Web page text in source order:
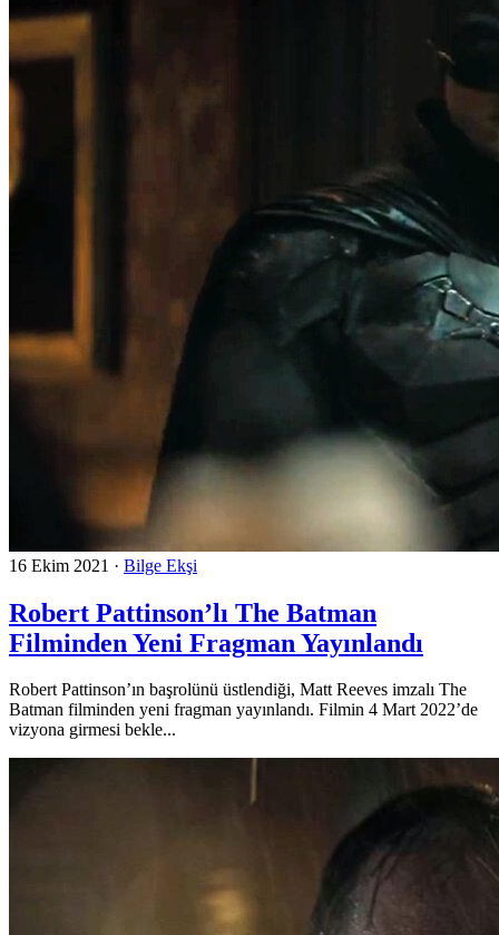
16 Ekim 2021 · Bilge Ekşi
Robert Pattinson’lı The Batman
Filminden Yeni Fragman Yayınlandı
Robert Pattinson’ın başrolünü üstlendiği, Matt Reeves imzalı The
Batman filminden yeni fragman yayınlandı. Filmin 4 Mart 2022’de
vizyona girmesi bekle...